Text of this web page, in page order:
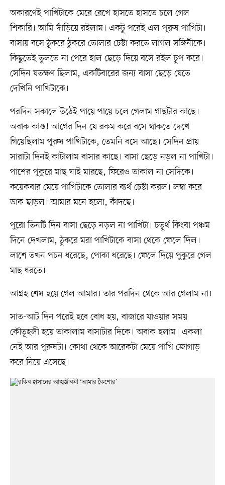
অকারণেই পাখিটাকে মেরে রেখে হাসতে হাসতে চলে গেল
শিকারি। আমি দাঁড়িয়ে রইলাম। একটু পরেই এল পুরুষ পাখিটা।
বাসায় বসে ঠুকরে ঠুকরে তোলার চেষ্টা করতে লাগল সঙ্গিনীকে।
কিছুতেই তুলতে না পেরে হাল ছেড়ে দিয়ে বসে রইল চুপ করে।
সেদিন যতক্ষণ ছিলাম, একটিবারের জন্য বাসা ছেড়ে যেতে
দেখিনি পাখিটাকে।
পরদিন সকালে উঠেই পায়ে পায়ে চলে গেলাম গাছটার কাছে।
অবাক কাণ্ড! আগের দিন যে রকম করে বসে থাকতে দেখে
গিয়েছিলাম পুরুষ পাখিটাকে, তেমনি বসে আছে। সেদিন প্রায়
সারাটা দিনই কাটালাম বাসার কাছে। বাসা ছেড়ে নড়ল না পাখিটা।
পাশের পুকুরে মাছ ঘাই মারছে, ফিরেও তাকাল না সেদিকে।
কয়েকবার মেয়ে পাখিটাকে তোলার ব্যর্থ চেষ্টা করল। লম্বা করে
ডাক ছাড়ল। আমার মনে হলো, কাঁদছে।
পুরো তিনটি দিন বাসা ছেড়ে নড়ল না পাখিটা। চতুর্থ কিংবা পঞ্চম
দিনে দেখলাম, ঠুকরে মরা পাখিটাকে বাসা থেকে ফেলে দিল।
লাশে তখন পচন ধরেছে, পোকা ধরেছে। ফেলে দিয়ে পুকুরে গেল
মাছ ধরতে।
আগ্রহ শেষ হয়ে গেল আমার। তার পরদিন থেকে আর গেলাম না।
সাত-আট দিন পরেই হবে বোধ হয়, বাজারে যাওয়ার সময়
কৌতূহলী হয়ে তাকালাম বাসাটার দিকে। অবাক হলাম। একলা
নেই আর পুরুষটা। কোথা থেকে আরেকটা মেয়ে পাখি জোগাড়
করে নিয়ে এসেছে।